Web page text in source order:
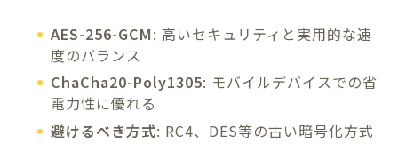
AES-256-GCM: 高いセキュリティと実用的な速
度のバランス
ChaCha20-Poly1305: モバイルデバイスでの省
電力性に優れる
避けるべき方式: RC4、DES等の古い暗号化方式